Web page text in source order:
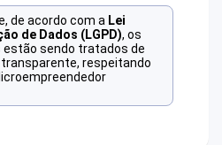
de acordo com a Lei
de Dados (LGPD), os
estão sendo tratados de
respeitando